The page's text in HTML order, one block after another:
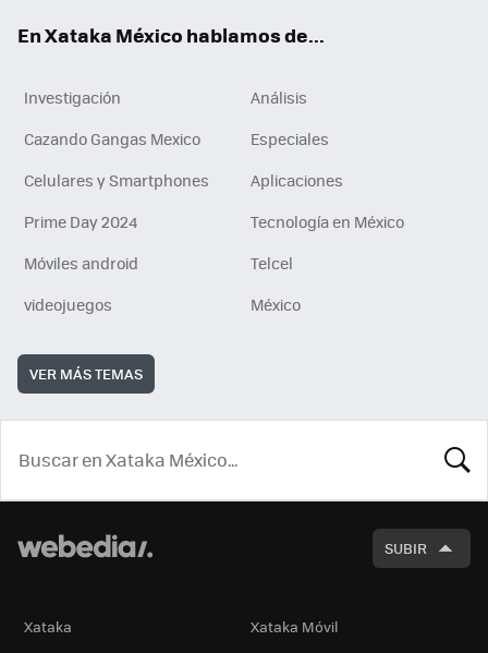
En Xataka México hablamos de...
Investigación
Análisis
Cazando Gangas Mexico
Especiales
Celulares y Smartphones
Aplicaciones
Prime Day 2024
Tecnología en México
Móviles android
Telcel
videojuegos
México
VER MÁS TEMAS
SUBIR
Xataka Xataka Móvil